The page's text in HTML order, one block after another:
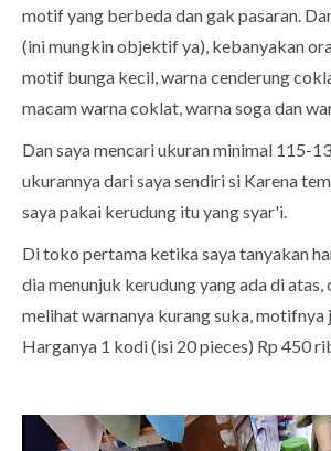
motif yang berbeda dan gak pasaran.
(ini mungkin objektif ya), kebanyakan
motif bunga kecil, warna cenderung
macam warna coklat, warna soga dan
Dan saya mencari ukuran minimal 115-
ukurannya dari saya sendiri si Karena
saya pakai kerudung itu yang syar'i.
Di toko pertama ketika saya tanyakan
dia menunjuk kerudung yang ada di atas,
melihat warnanya kurang suka, motifnya
Harganya 1 kodi (isi 20 pieces) Rp 450